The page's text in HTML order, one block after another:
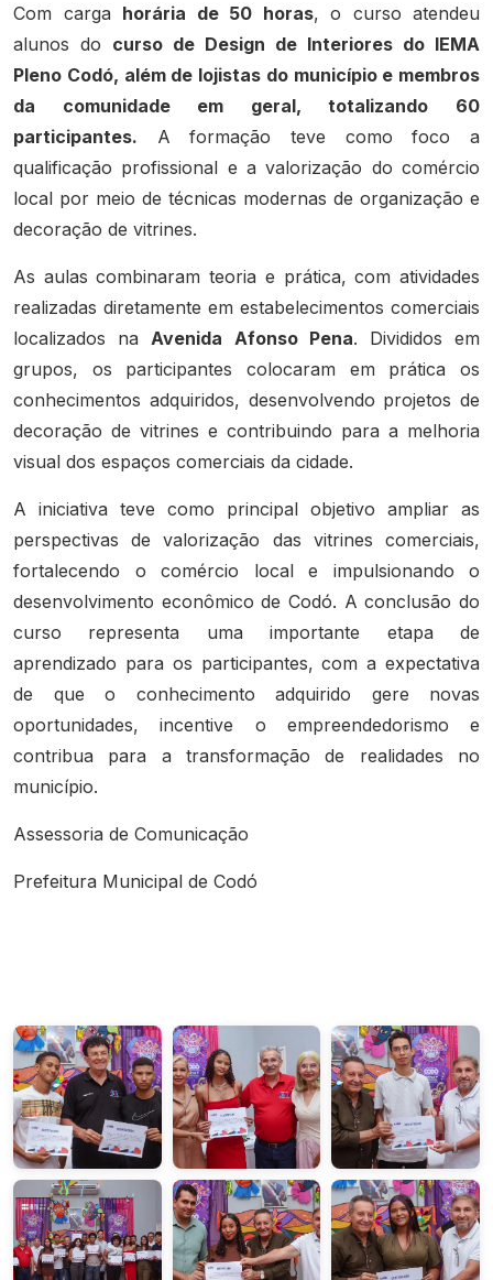
Com carga horária de 50 horas, o curso atendeu
alunos do curso de Design de Interiores do IEMA
Pleno Codó, além de lojistas do município e membros
da comunidade em geral, totalizando 60
participantes. A formação teve como foco a
qualificação profissional e a valorização do comércio
local por meio de técnicas modernas de organização e
decoração de vitrines.
As aulas combinaram teoria e prática, com atividades
realizadas diretamente em estabelecimentos comerciais
localizados na Avenida Afonso Pena. Divididos em
grupos, os participantes colocaram em prática os
conhecimentos adquiridos, desenvolvendo projetos de
decoração de vitrines e contribuindo para a melhoria
visual dos espaços comerciais da cidade.
A iniciativa teve como principal objetivo ampliar as
perspectivas de valorização das vitrines comerciais,
fortalecendo o comércio local e impulsionando o
desenvolvimento econômico de Codó. A conclusão do
curso representa uma importante etapa de
aprendizado para os participantes, com a expectativa
de que o conhecimento adquirido gere novas
oportunidades, incentive o empreendedorismo e
contribua para a transformação de realidades no
município.
Assessoria de Comunicação
Prefeitura Municipal de Codó